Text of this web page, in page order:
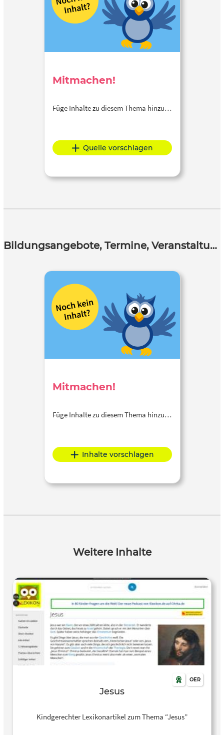
Mitmachen!
Füge Inhalte zu diesem Thema hinzu…
Quelle vorschlagen
Bildungsangebote, Termine, Veranstaltungen
Mitmachen!
Füge Inhalte zu diesem Thema hinzu…
Inhalte vorschlagen
Weitere Inhalte
OER
Jesus
Kindgerechter Lexikonartikel zum Thema “Jesus”